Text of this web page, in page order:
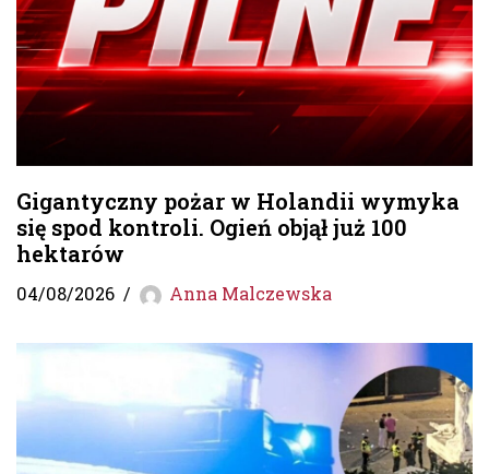
Gigantyczny pożar w Holandii wymyka
się spod kontroli. Ogień objął już 100
hektarów
04/08/2026 Anna Malczewska